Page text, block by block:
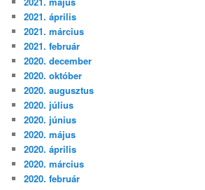
2021. április
2021. március
2021. február
2020. december
2020. október
2020. augusztus
2020. július
2020. június
2020. május
2020. április
2020. március
2020. február